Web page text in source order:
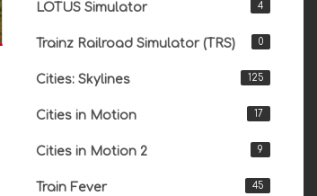
4
LOTUS Simulator
0
Trainz Railroad Simulator (TRS)
125
Cities: Skylines
17
Cities in Motion
9
Cities in Motion 2
45
Train Fever